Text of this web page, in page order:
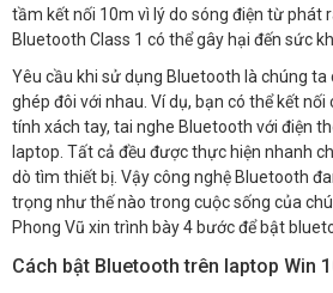
tầm kết nối 10m vì lý do sóng điện từ phát
Bluetooth Class 1 có thể gây hại đến sức
Yêu cầu khi sử dụng Bluetooth là chúng
ghép đôi với nhau. Ví dụ, bạn có thể kết
tính xách tay, tai nghe Bluetooth với điện
laptop. Tất cả đều được thực hiện nhanh
dò tìm thiết bị. Vậy công nghệ Bluetooth
trọng như thế nào trong cuộc sống của
Phong Vũ xin trình bày 4 bước để bật
Cách bật Bluetooth trên laptop Win